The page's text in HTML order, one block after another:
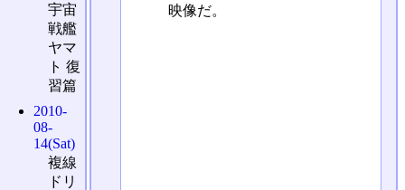
映像だ。
宇宙
戦艦
ヤマ
ト 復
習篇
2010-
08-
14(Sat)
複線
ドリ